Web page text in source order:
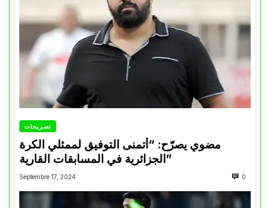
تصريحات
مضوي يصرّح: “أتمنى التوفيق لممثلي الكرة
الجزائرية في المسابقات القارية”
Septembre 17, 2024 0